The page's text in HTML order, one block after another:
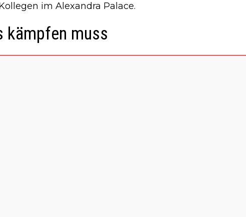
im Alexandra Palace.
kämpfen muss